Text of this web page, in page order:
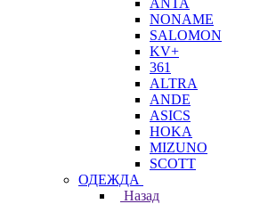
ANTA
NONAME
SALOMON
KV+
361
ALTRA
ANDE
ASICS
HOKA
MIZUNO
SCOTT
ОДЕЖДА
Назад